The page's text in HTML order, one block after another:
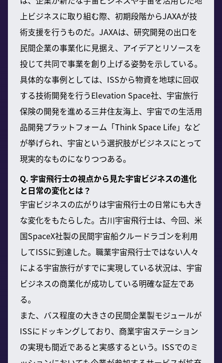
上ビジネスに取り組む際、初期段階からJAXAが技
術支援を行うものだ。JAXAは、研究開発の出口を
民間企業の事業化に見据え、アイデアとリソースを
投じて共同で事業を創り上げる姿勢を示している。
具体的な事例としては、ISSから物資を地球に回収
する技術開発を行うElevation Space社、宇宙旅行
保険の開発を進める三井住友海上、宇宙での生活用
品開発プラットフォーム「Think Space Life」など
が挙げられ、宇宙という選択肢がビジネスにとって
現実的なものになりつつある。
Q. 宇宙飛行士の視点から見た宇宙ビジネスの進化
と日常の変化とは？
宇宙ビジネスの広がりは宇宙飛行士の日常にも大き
な変化をもたらした。古川宇宙飛行士は、今回、米
国SpaceX社製の民間宇宙船クルードラゴンを利用
してISSに到達した。職業宇宙飛行士ではない人々
による宇宙旅行がすでに実現している状況は、宇宙
ビジネスの商業化が成功している明確な証左であ
る。
また、バス程度の大きさの民間企業製モジュールが
ISSにドッキングしており、商業宇宙ステーション
の実現も間近であると実感するという。ISSでのミ